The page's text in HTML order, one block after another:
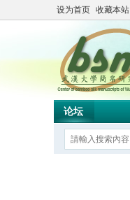
设为首页 收藏本站
论坛